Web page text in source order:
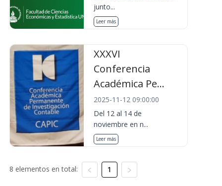
junto...
Leer más
XXXVI
Conferencia
Académica Pe...
2025-11-12 09:00:00
Del 12 al 14 de
noviembre en n...
Leer más
8 elementos en total: 1